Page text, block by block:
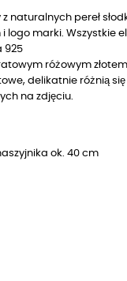
naturalnych pereł
logo marki. Wszystkie
925
różowym
delikatnie różnią
na zdjęciu.
ok. 40 cm